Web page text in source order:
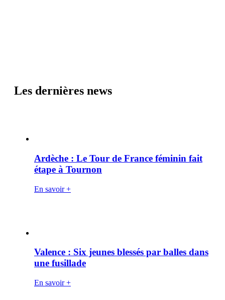
Les dernières news
Ardèche : Le Tour de France féminin fait
étape à Tournon
En savoir +
Valence : Six jeunes blessés par balles dans
une fusillade
En savoir +